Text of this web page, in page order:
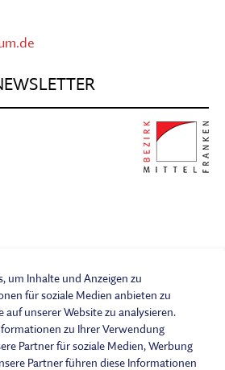
um Inhalte und Anzeigen zu
für soziale Medien anbieten zu
unserer Website zu analysieren.
zu Ihrer Verwendung
Partner für soziale Medien, Werbung
Partner führen diese Informationen